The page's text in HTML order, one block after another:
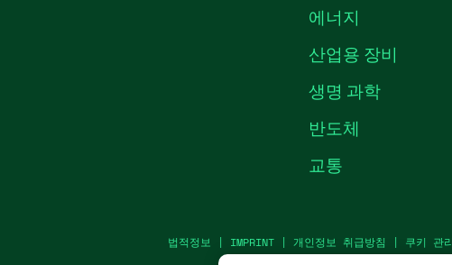
에너지
산업용 장비
생명 과학
반도체
교통
법적정보 | IMPRINT | 개인정보 취급방침 | 쿠키 관리